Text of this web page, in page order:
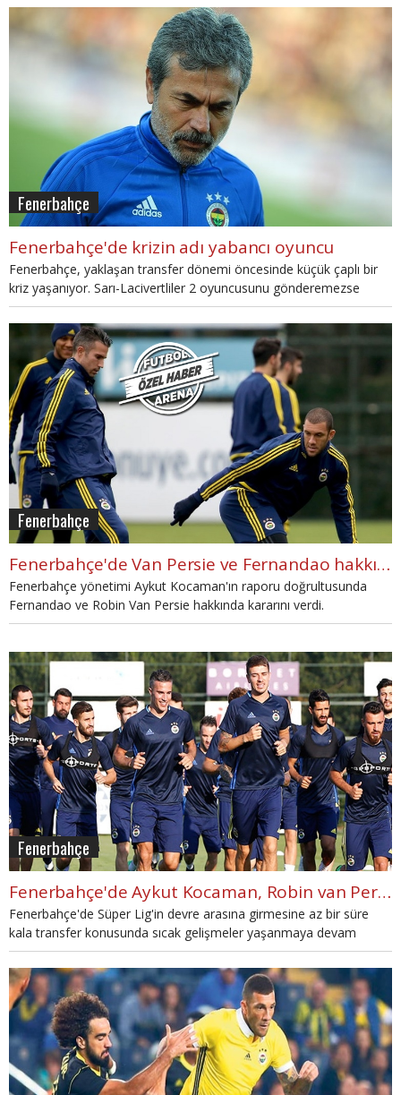
Fenerbahçe
Fenerbahçe'de krizin adı yabancı oyuncu
Fenerbahçe, yaklaşan transfer dönemi öncesinde küçük çaplı bir
kriz yaşanıyor. Sarı-Lacivertliler 2 oyuncusunu gönderemezse
yabancı transferi yapamayacak.
Fenerbahçe
Fenerbahçe'de Van Persie ve Fernandao hakkında son karar
Fenerbahçe yönetimi Aykut Kocaman'ın raporu doğrultusunda
Fernandao ve Robin Van Persie hakkında kararını verdi.
Fenerbahçe
Fenerbahçe'de Aykut Kocaman, Robin van Persie'yi takımda tutacak!
Fenerbahçe'de Süper Lig'in devre arasına girmesine az bir süre
kala transfer konusunda sıcak gelişmeler yaşanmaya devam
ediyor. Sarı-Lacivertlilerde forma şansı bulamayan Robin van
Persie için Aykut Kocaman'In tavrı belli oldu.